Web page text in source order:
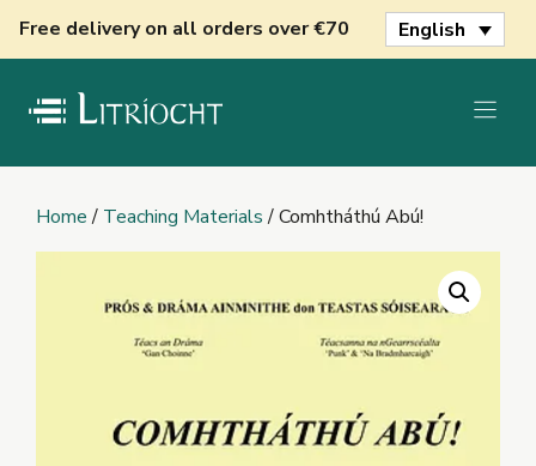
Free delivery on all orders over €70 English
Home/ Teaching Materials/ Comhtháthú Abú!